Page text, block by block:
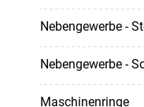
Nebengewerbe -
Nebengewerbe -
Maschinenringe